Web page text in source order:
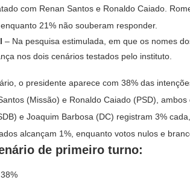
com Renan Santos e Ronaldo Caiado.
21% não souberam responder.
– Na pesquisa estimulada, em que os nomes
nos dois cenários testados pelo instituto.
o presidente aparece com 38% das
(Missão) e Ronaldo Caiado (PSD),
e Joaquim Barbosa (DC) registram 3%
alcançam 1%, enquanto votos nulos e
de primeiro turno: